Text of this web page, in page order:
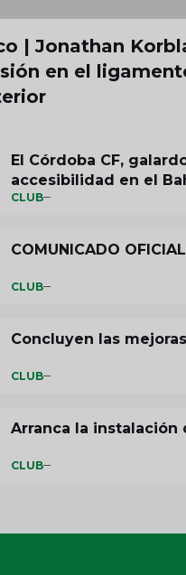
| Jonathan
en el
El Córdoba CF,
accesibilidad en el
CLUB
COMUNICADO
CLUB
Concluyen las
CLUB
Arranca la
CLUB